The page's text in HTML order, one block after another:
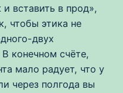
и вставить в прод»,
чтобы этика не
двух
конечном счёте,
мало радует, что у
через полгода вы